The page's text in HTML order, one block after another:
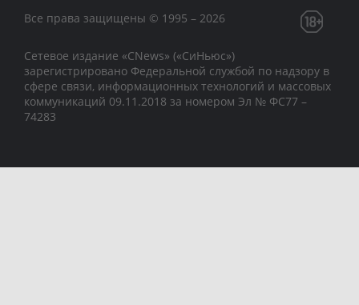
Все права защищены © 1995 – 2026
Сетевое издание «CNews» («СиНьюс»)
зарегистрировано Федеральной службой по надзору в
сфере связи, информационных технологий и массовых
коммуникаций 09.11.2018 за номером Эл № ФС77 –
74283